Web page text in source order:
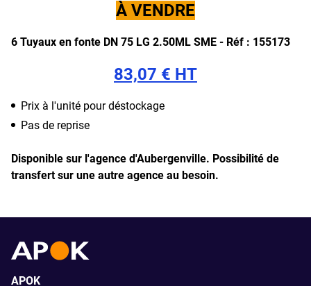
À VENDRE
6 Tuyaux en fonte DN 75 LG 2.50ML SME - Réf : 155173
83,07 € HT
Prix à l'unité pour déstockage
Pas de reprise
Disponible sur l'agence d'Aubergenville. Possibilité de
transfert sur une autre agence au besoin.
APOK